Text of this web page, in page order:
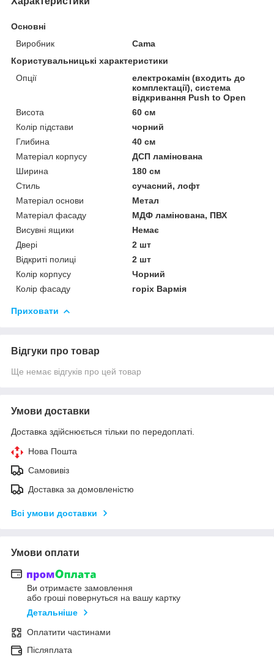
Основні
Виробник
Cama
Користувальницькі характеристики
Опції
електрокамін (входить до
комплектації), система
відкривання Push to Open
Висота
60 см
Колір підстави
чорний
Глибина
40 см
Матеріал корпусу
ДСП ламінована
Ширина
180 см
Стиль
сучасний, лофт
Матеріал основи
Метал
Матеріал фасаду
МДФ ламінована, ПВХ
Висувні ящики
Немає
Двері
2 шт
Відкриті полиці
2 шт
Колір корпусу
Чорний
Колір фасаду
горіх Вармія
Приховати
Відгуки про товар
Ще немає відгуків про цей товар
Умови доставки
Доставка здійснюється тільки по передоплаті.
Нова Пошта
Самовивіз
Доставка за домовленістю
Всі умови доставки
Умови оплати
Ви отримаєте замовлення
або гроші повернуться на вашу картку
Детальніше
Оплатити частинами
Післяплата